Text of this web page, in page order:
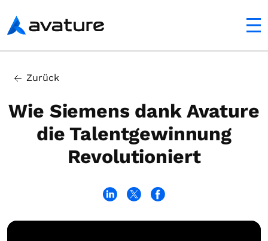
Avature
Zurück
Wie Siemens dank Avature
die Talentgewinnung
Revolutioniert